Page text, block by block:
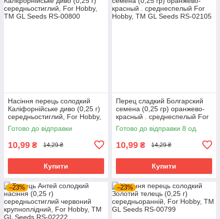
Насіння перець солодкий
Калiфорнiйське диво (0,25 г)
середньостиглий, For Hobby,
TM GL Seeds
Готово до відправки
10,99 ₴ 14,29 ₴
Купити
Перец сладкий Болгарский
семена (0,25 гр) оранжево-
красный . среднеспелый For
Hobby, TM GL Seeds
Готово до відправки 8 од.
10,99 ₴ 14,29 ₴
Купити
–23% –23%